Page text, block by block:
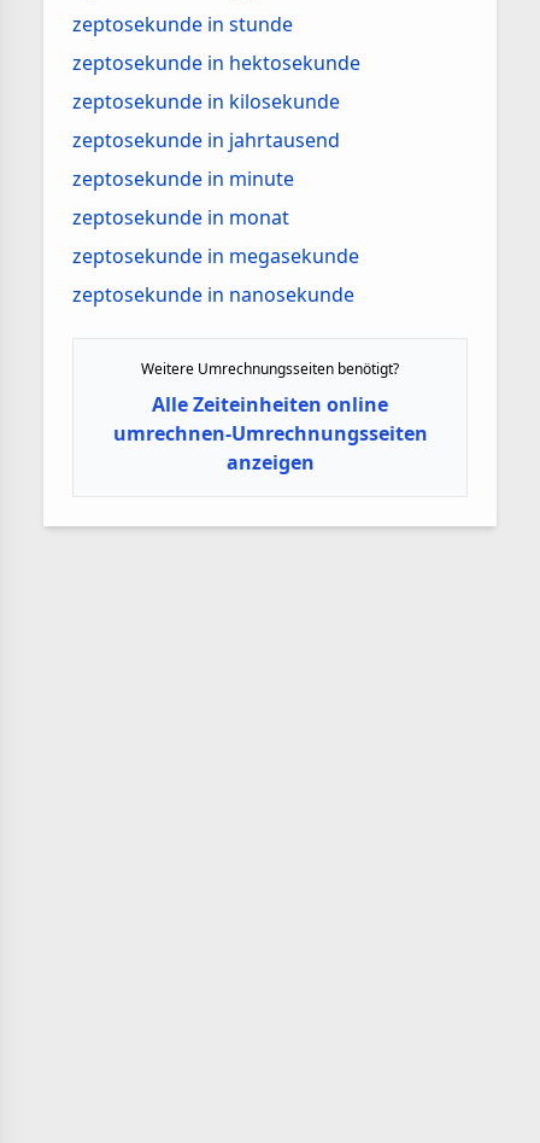
zeptosekunde in stunde
zeptosekunde in hektosekunde
zeptosekunde in kilosekunde
zeptosekunde in jahrtausend
zeptosekunde in minute
zeptosekunde in monat
zeptosekunde in megasekunde
zeptosekunde in nanosekunde
Weitere Umrechnungsseiten benötigt?
Alle Zeiteinheiten online
umrechnen-Umrechnungsseiten
anzeigen